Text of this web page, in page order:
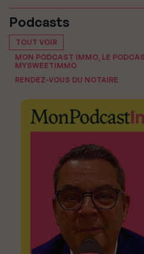
Podcasts
TOUT VOIR
MON PODCAST IMMO, LE
MYSWEETIMMO
RENDEZ-VOUS DU NOTAIRE